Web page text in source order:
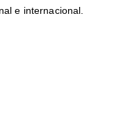
e internacional.